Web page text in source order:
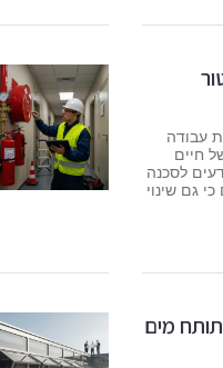
עבודה
חיים
לסכנה
גם שינוי
מים